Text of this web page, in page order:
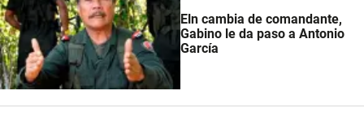
Eln cambia de comandante,
Gabino le da paso a Antonio
García